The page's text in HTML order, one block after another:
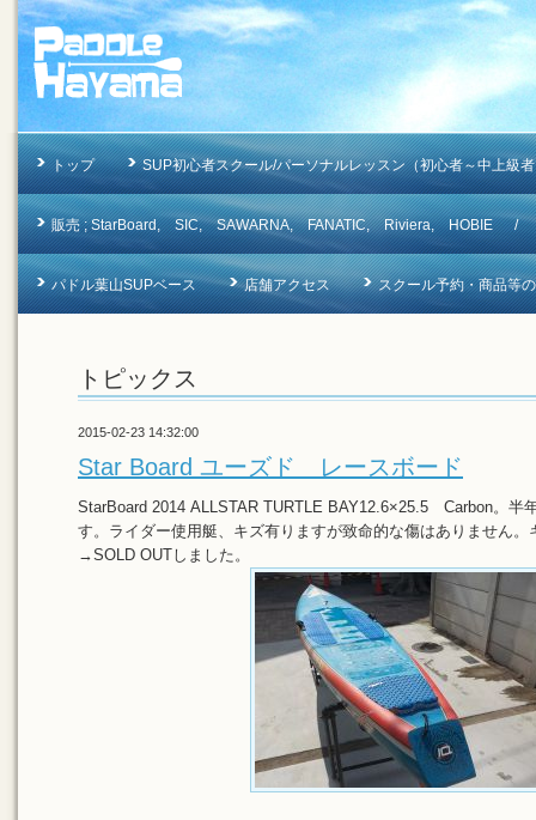
トップ SUP初心者スクール/パーソナルレッスン（初心者～中上級
販売 ; StarBoard, SIC, SAWARNA, FANATIC, Riviera, HOBIE /
パドル葉山SUPベース 店舗アクセス スクール予約・商品
トピックス
2015-02-23 14:32:00
Star Board ユーズド レースボード
StarBoard 2014 ALLSTAR TURTLE BAY12.6×25.5 Carbon。半
す。ライダー使用艇、キズ有りますが致命的な傷はありません
→SOLD OUTしました。